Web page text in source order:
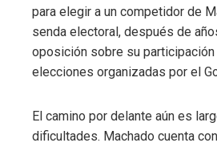
para elegir a un competidor de
senda electoral, después de
oposición sobre su participación
elecciones organizadas por el
El camino por delante aún es
dificultades. Machado cuenta